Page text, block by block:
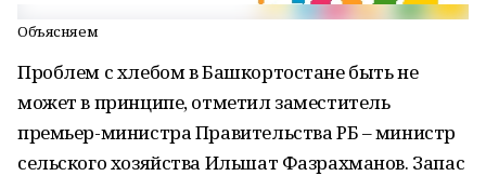
Объясняем
Проблем с хлебом в Башкортостане быть не
может в принципе, отметил заместитель
премьер-министра Правительства РБ – министр
сельского хозяйства Ильшат Фазрахманов. Запас